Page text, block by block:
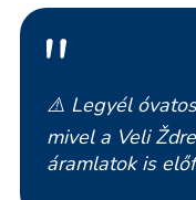
⚠️ Legyél
mivel a Veli
áramlatok is